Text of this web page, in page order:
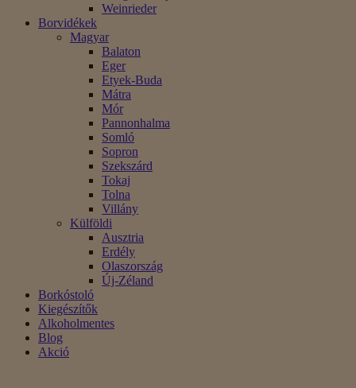
Weinrieder
Borvidékek
Magyar
Balaton
Eger
Etyek-Buda
Mátra
Mór
Pannonhalma
Somló
Sopron
Szekszárd
Tokaj
Tolna
Villány
Külföldi
Ausztria
Erdély
Olaszország
Új-Zéland
Borkóstoló
Kiegészítők
Alkoholmentes
Blog
Akció